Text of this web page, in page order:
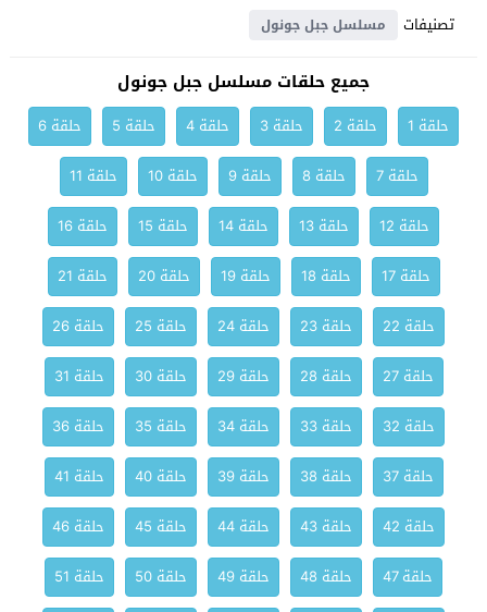
تصنيفات مسلسل جبل جونول
جميع حلقات مسلسل جبل جونول
حلقة 1 حلقة 2 حلقة 3 حلقة 4 حلقة 5
حلقة 6
حلقة 7
حلقة 8 حلقة 9 حلقة 10
حلقة 11
حلقة 12
حلقة 13 حلقة 14 حلقة 15
حلقة 16
حلقة 17
حلقة 18 حلقة 19 حلقة 20
حلقة 21
حلقة 22
حلقة 23 حلقة 24 حلقة 25
حلقة 26
حلقة 27
حلقة 28 حلقة 29 حلقة 30
حلقة 31
حلقة 32
حلقة 33 حلقة 34 حلقة 35
حلقة 36
حلقة 37
حلقة 38 حلقة 39 حلقة 40
حلقة 41
حلقة 42
حلقة 43 حلقة 44 حلقة 45
حلقة 46
حلقة 47
حلقة 48 حلقة 49 حلقة 50
حلقة 51